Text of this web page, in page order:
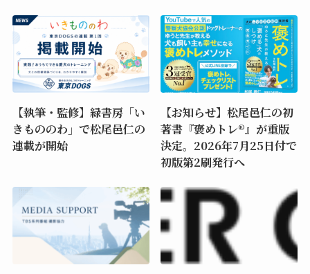
【執筆・監修】緑書房「い
きもののわ」で松尾邑仁の
連載が開始
【お知らせ】松尾邑仁の初
著書『褒めトレ®』が重版
決定。2026年7月25日付で
初版第2刷発行へ